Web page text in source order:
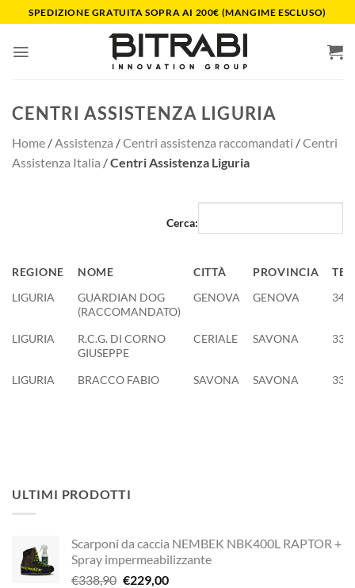
ai
contenuti
SPEDIZIONE GRATUITA SOPRA AI 200€ (MANGIME ESCLUSO)
CENTRI ASSISTENZA LIGURIA
Home /Assistenza /Centri assistenza raccomandati /Centri
Assistenza Italia /Centri Assistenza Liguria
Cerca:
REGIONE NOME CITTÀ PROVINCIA
TEL.
LIGURIA
GUARDIAN DOG
(RACCOMANDATO)
GENOVA GENOVA 348
LIGURIA
R.C.G. DI CORNO
GIUSEPPE
CERIALE SAVONA 338
LIGURIA BRACCO FABIO SAVONA SAVONA
ULTIMI PRODOTTI
Scarponi da caccia NEMBEK NBK400L RAPTOR +
Spray impermeabilizzante
€338,90 Il
€229,00Il